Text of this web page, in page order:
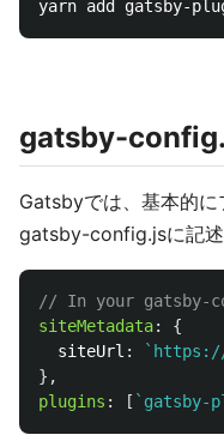
gatsby-
Gatsbyでは、基本的
gatsby-config.jsに記述
// In your gatsby-
siteMetadata:
{
siteUrl : `https://
},
plugins : [ `gatsby-